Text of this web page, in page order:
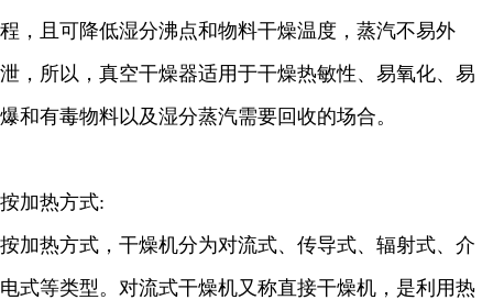
程，且可降低湿分沸点和物料干燥温度，蒸汽不易外
泄，所以，真空干燥器适用于干燥热敏性、易氧化、易
爆和有毒物料以及湿分蒸汽需要回收的场合。
按加热方式:
按加热方式，干燥机分为对流式、传导式、辐射式、介
电式等类型。对流式干燥机又称直接干燥机，是利用热